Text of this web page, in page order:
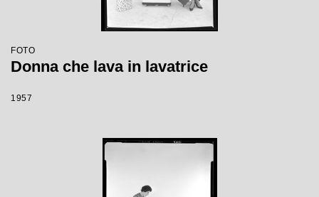
FOTO
Donna che lava in lavatrice
1957